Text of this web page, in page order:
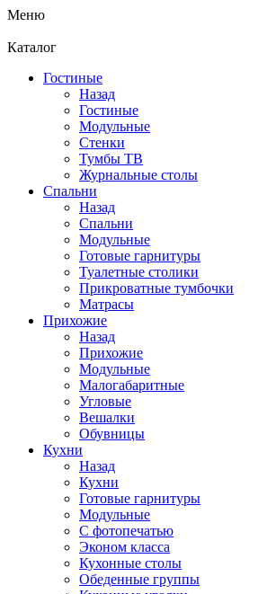
Меню
Каталог
Гостиные
Назад
Гостиные
Модульные
Стенки
Тумбы ТВ
Журнальные столы
Спальни
Назад
Спальни
Модульные
Готовые гарнитуры
Туалетные столики
Прикроватные тумбочки
Матрасы
Прихожие
Назад
Прихожие
Модульные
Малогабаритные
Угловые
Вешалки
Обувницы
Кухни
Назад
Кухни
Готовые гарнитуры
Модульные
С фотопечатью
Эконом класса
Кухонные столы
Обеденные группы